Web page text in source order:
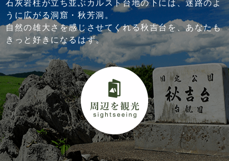
石灰岩柱が立ち並ぶカルスト台地の下には、迷路のよ
うに広がる洞窟・秋芳洞。
自然の雄大さを感じさせてくれる秋吉台を、あなたも
きっと好きになるはず。